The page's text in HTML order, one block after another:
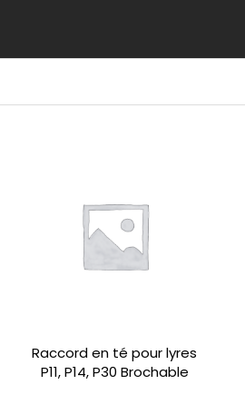
Raccord en té pour lyres
P11, P14, P30 Brochable